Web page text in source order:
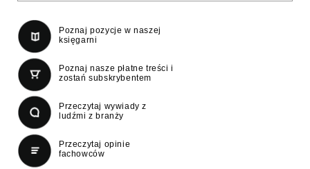
Poznaj pozycje w naszej
księgarni
Poznaj nasze płatne treści i
zostań subskrybentem
Przeczytaj wywiady z
ludźmi z branży
Przeczytaj opinie
fachowców